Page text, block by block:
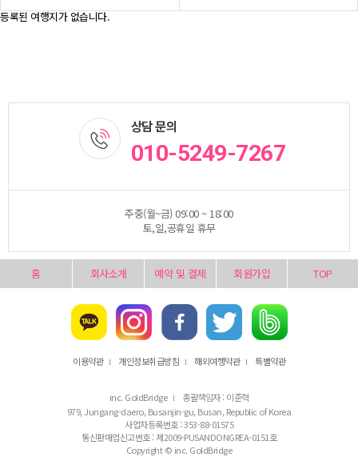
등록된 여행지가 없습니다.
상담 문의
010-5249-7267
주중(월~금) 09:00 ~ 18:00
토,일,공휴일 휴무
홈 회사소개 예약 및 결제 회원가입 TOP
이용약관 l 개인정보취급방침 l 해외여행약관 l 특별약관
inc. GoldBridge l
총괄책임자 : 이준혁
979, Jungang-daero, Busanjin-gu, Busan, Republic of Korea
사업자등록번호 : 353-88-01575
통신판매업신고번호 : 제2009-PUSANDONGREA-0151호
Copyright © inc. GoldBridge